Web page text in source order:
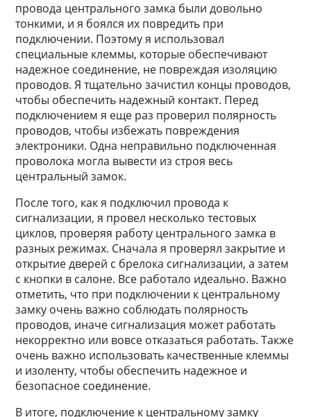
провода центрального замка были довольно
тонкими, и я боялся их повредить при
подключении. Поэтому я использовал
специальные клеммы, которые обеспечивают
надежное соединение, не повреждая изоляцию
проводов. Я тщательно зачистил концы проводов,
чтобы обеспечить надежный контакт. Перед
подключением я еще раз проверил полярность
проводов, чтобы избежать повреждения
электроники. Одна неправильно подключенная
проволока могла вывести из строя весь
центральный замок.
После того, как я подключил провода к
сигнализации, я провел несколько тестовых
циклов, проверяя работу центрального замка в
разных режимах. Сначала я проверял закрытие и
открытие дверей с брелока сигнализации, а затем
с кнопки в салоне. Все работало идеально. Важно
отметить, что при подключении к центральному
замку очень важно соблюдать полярность
проводов, иначе сигнализация может работать
некорректно или вовсе отказаться работать. Также
очень важно использовать качественные клеммы
и изоленту, чтобы обеспечить надежное и
безопасное соединение.
В итоге, подключение к центральному замку